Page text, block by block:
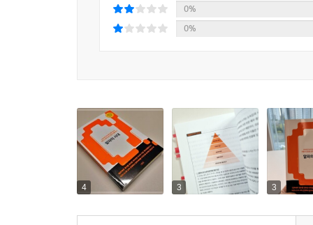
세 번째, 알파세대는 이전 새대와 상당히 다른
부모와 교육자 등은 변치 않는 인간의 욕구가 ‘
모든 세대의 등장은 변화를 만든다. 그중 일
베이비부머가, 2000년대에는 밀레니얼세대가
크고 작은 혼란을 몸소 겪어왔다. 소비 주역으
인재집단의 특성을 이해하지 못한 조직은 원만한
비즈니스와 시장, 교육, 라이프스타일 등이 알파
0%
0%
4 3 3